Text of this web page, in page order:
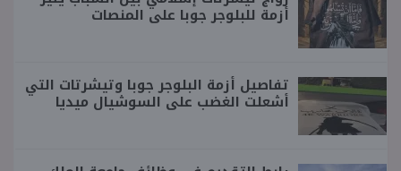
أزمة للبلوجر جوبا على المنصات
تفاصيل أزمة البلوجر جوبا وتيشرتات التي
أشعلت الغضب على السوشيال ميديا